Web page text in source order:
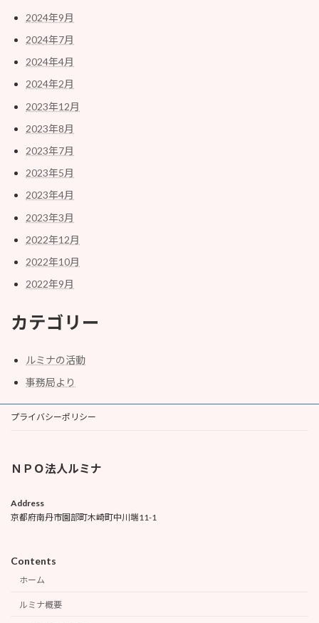
2024年9月
2024年7月
2024年4月
2024年2月
2023年12月
2023年8月
2023年7月
2023年5月
2023年4月
2023年3月
2022年12月
2022年10月
2022年9月
カテゴリー
ルミナの活動
事務局より
プライバシーポリシー
ＮＰＯ法人ルミナ
Address
京都府南丹市園部町木崎町中川端11-1
Contents
ホーム
ルミナ概要